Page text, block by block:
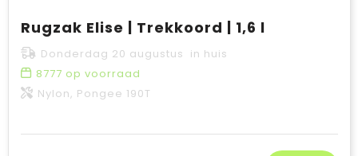
Rugzak Elise | Trekkoord | 1,6 l
Donderdag 20 augustus in huis
8777 op voorraad
Nylon, Pongee 190T